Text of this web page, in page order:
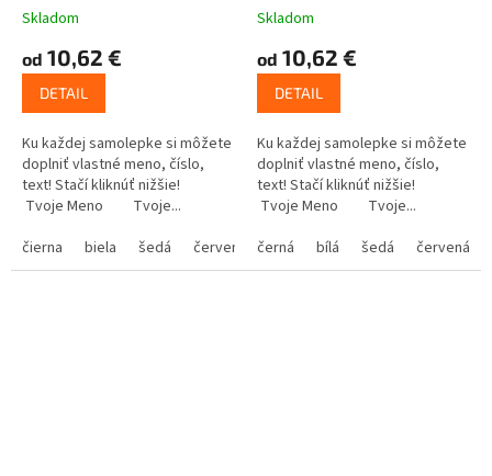
Skladom
od 10,62 €
DETAIL
Ku každej samolepke si môžete
doplniť vlastné meno, číslo,
text! Stačí kliknúť nižšie!
Tvoje Meno Tvoje...
čierna
biela šedá červená modrá žltá zelená ružová
Skladom
od 10,62 €
DETAIL
Ku každej samolepke si môžete
doplniť vlastné meno, číslo,
text! Stačí kliknúť nižšie!
Tvoje Meno Tvoje...
černá
bílá šedá červená